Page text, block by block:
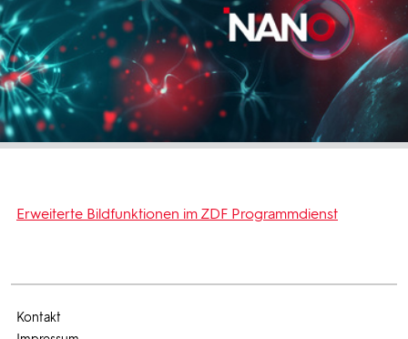
Erweiterte Bildfunktionen im ZDF Programmdienst
Kontakt